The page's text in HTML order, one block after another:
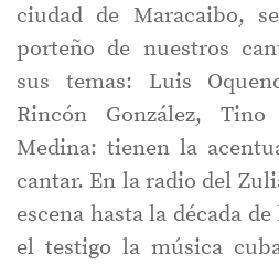
ciudad de Maracaibo,
porteño de nuestros
sus temas: Luis
Rincón González, Tino
Medina: tienen la
cantar. En la radio del
escena hasta la década
el testigo la música